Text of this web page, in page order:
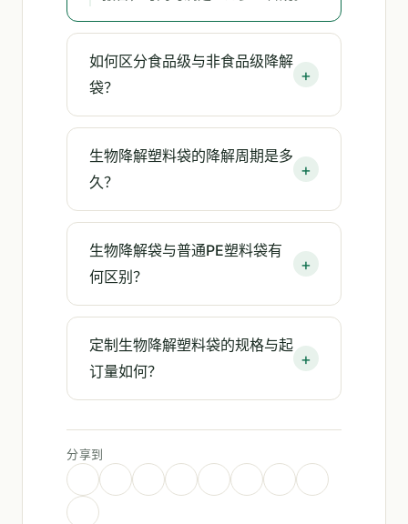
如何区分食品级与非食品级降解
袋？
生物降解塑料袋的降解周期是多
久？
生物降解袋与普通PE塑料袋有
何区别？
定制生物降解塑料袋的规格与起
订量如何？
分享到